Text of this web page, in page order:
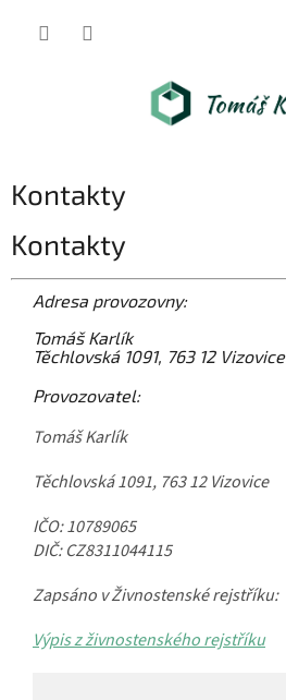
Kontakty
Kontakty
Adresa provozovny:
Tomáš Karlík
Těchlovská 1091, 763 12 Vizovice
Provozovatel:
Tomáš Karlík
Těchlovská 1091, 763 12 Vizovice
IČO: 10789065
DIČ: CZ8311044115
Zapsáno v Živnostenské rejstříku:
Výpis z živnostenského rejstříku